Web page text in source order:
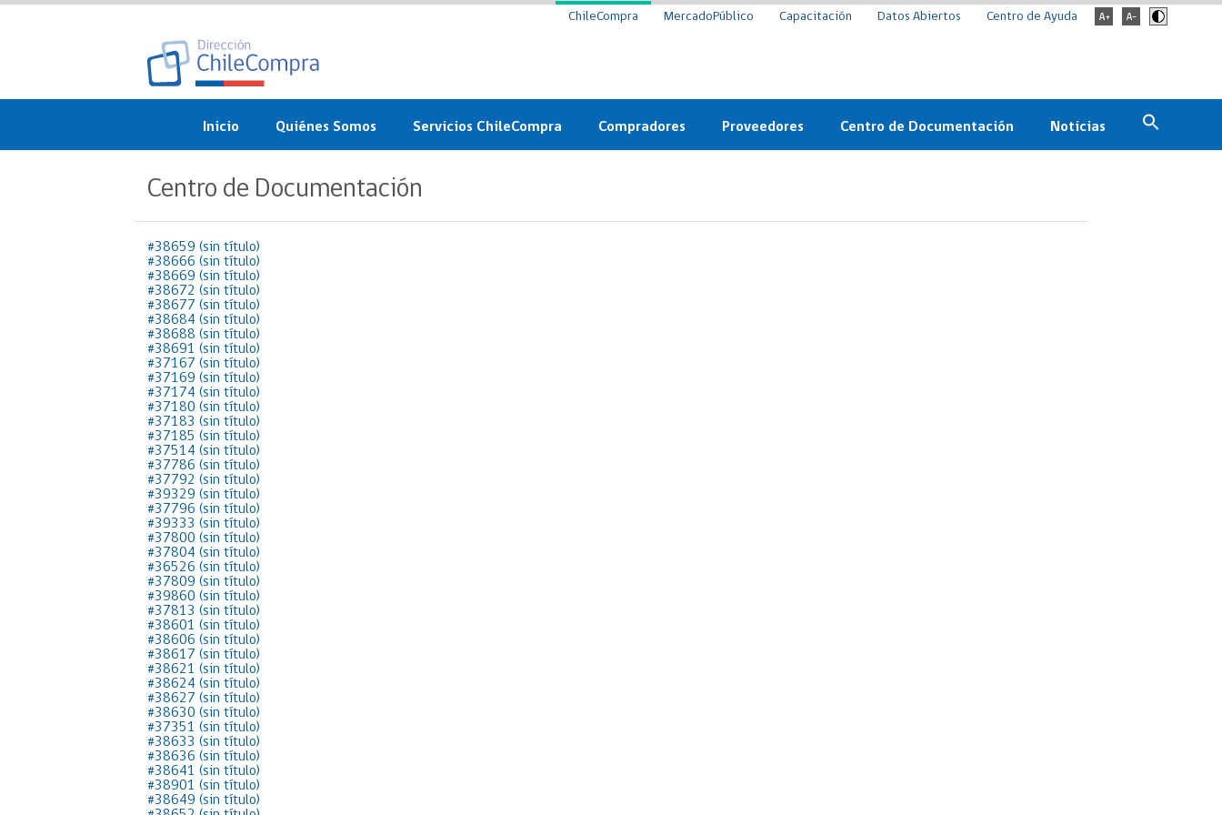
ChileCompra MercadoPúblico Capacitación Datos Abiertos Centro de Ayuda
Inicio Quiénes Somos
objetivos
Servicios ChileCompra
ChileCompra
Compradores
Circular
Proveedores Centro de Documentación Noticias
Archivo de noticias
Centro de Documentación
#38659 (sin título)
#38666 (sin título)
#38669 (sin título)
#38672 (sin título)
#38677 (sin título)
#38684 (sin título)
#38688 (sin título)
#38691 (sin título)
#37167 (sin título)
#37169 (sin título)
#37174 (sin título)
#37180 (sin título)
#37183 (sin título)
#37185 (sin título)
#37514 (sin título)
#37786 (sin título)
#37792 (sin título)
#39329 (sin título)
#37796 (sin título)
#39333 (sin título)
#37800 (sin título)
#37804 (sin título)
#36526 (sin título)
#37809 (sin título)
#39860 (sin título)
#37813 (sin título)
#38601 (sin título)
#38606 (sin título)
#38617 (sin título)
#38621 (sin título)
#38624 (sin título)
#38627 (sin título)
#38630 (sin título)
#37351 (sin título)
#38633 (sin título)
#38636 (sin título)
#38641 (sin título)
#38901 (sin título)
#38649 (sin título)